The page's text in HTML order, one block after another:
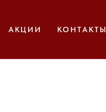
АКЦИИ КОНТАКТЫ